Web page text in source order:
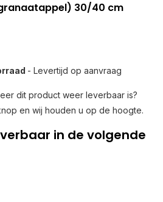
30/40 cm
- Levertijd op aanvraag
dit product weer leverbaar is?
en wij houden u op de hoogte.
in de volgende